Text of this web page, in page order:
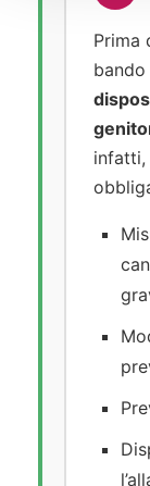
Prima
infatti,